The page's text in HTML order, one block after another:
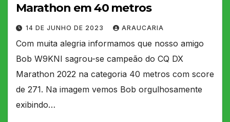
Marathon em 40 metros
14 DE JUNHO DE 2023 ARAUCARIA
Com muita alegria informamos que nosso amigo
Bob W9KNI sagrou-se campeão do CQ DX
Marathon 2022 na categoria 40 metros com score
de 271. Na imagem vemos Bob orgulhosamente
exibindo…